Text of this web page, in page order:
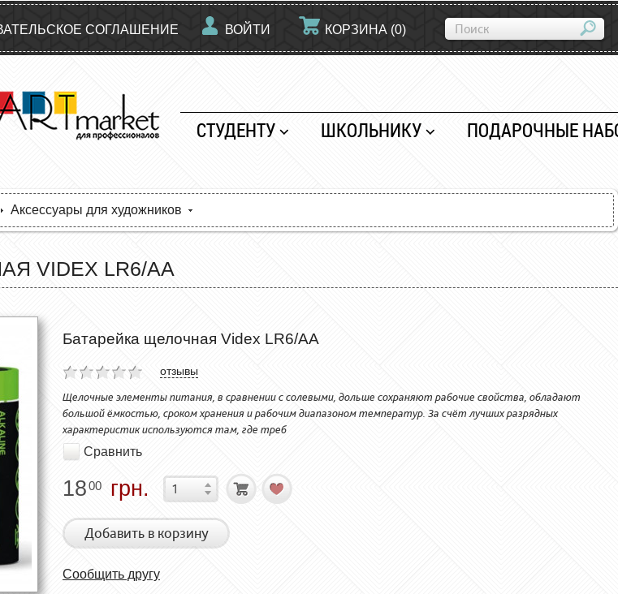
СОГЛАШЕНИЕ ВОЙТИ КОРЗИНА (0)
СТУДЕНТУ ШКОЛЬНИКУ ПОДАРОЧНЫЕ
Аксессуары для художников
VIDEX LR6/AA
Батарейка щелочная Videx LR6/AA
отзывы
Щелочные элементы питания, в сравнении с солевыми, дольше сохраняют рабочие свойства, обладают
большой ёмкостью, сроком хранения и рабочим диапазоном температур. За счёт лучших разрядных
характеристик используются там, где треб
Сравнить
1800 грн.
Добавить в корзину
Сообщить другу